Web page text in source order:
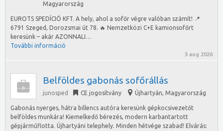
Magyarország
EUROTS SPEDÍCIÓ KFT. A hely, ahol a sofőr végre valóban számít! 📍
6791 Szeged, Dorozsmai út 78. 🔥 Nemzetközi C+E kamionsofőrt
keresünk – akár AZONNALI…
További információ
3 aug 2026
Belföldes gabonás sofőrállás
junosped CE jogosítvány Újhartyán, Magyarország
Gabonás nyerges, hátra billencs autóra keresünk gépkocsivezetőt
belföldes munkára! Kiemelkedő bérezés, modern karbantartott
gépjárműflotta. Újhartyáni telephely. Minden hétvége szabad! Elvárás: